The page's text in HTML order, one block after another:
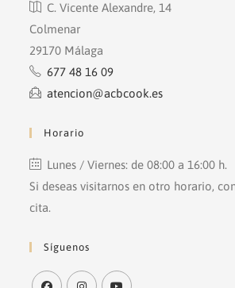
C. Vicente Alexandre, 14
Colmenar
29170 Málaga
677 48 16 09
atencion@acbcook.es
Horario
Lunes / Viernes: de 08:00 a 16:00 h.
Si deseas visitarnos en otro horario,
cita.
Síguenos